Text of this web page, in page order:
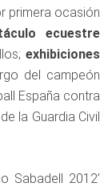
primera ocasión
ecuestre
exhibiciones
del campeón
España contra
la Guardia Civil
Sabadell 2012’